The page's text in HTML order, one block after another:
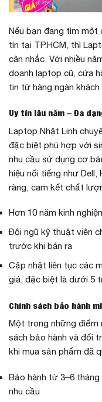
Nếu bạn đang tìm một
tín tại TP.HCM, thì
cân nhắc. Với nhiều
doanh laptop cũ, cửa
tin từ hàng ngàn khách
Uy tín lâu năm – Đa
Laptop Nhật Linh
đặc biệt phù hợp với
nhu cầu sử dụng cơ
hiệu nổi tiếng như
ràng, cam kết chất
Hơn 10 năm kinh
Đội ngũ kỹ thuật viên
trước khi bán ra
Cập nhật liên tục các
giá, đặc biệt là dưới 5
Chính sách bảo hành
Một trong những điểm
sách bảo hành và đổi
khi mua sản phẩm đã
Bảo hành từ 3–6
nhu cầu